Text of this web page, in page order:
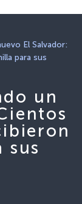
El Salvador:
para sus
un
sus